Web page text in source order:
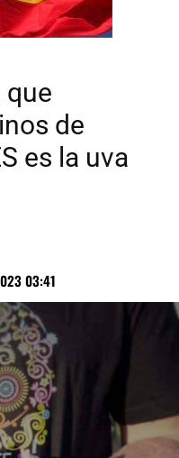
que
de
es la uva
03:41